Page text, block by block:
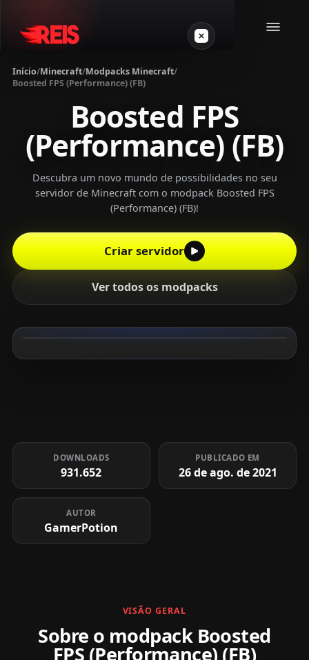
Outros jogos
VPS Gamer
Login
Crie seu servidor
Início/Minecraft/Modpacks Minecraft/
Boosted FPS (Performance) (FB)
Boosted FPS
(Performance) (FB)
Descubra um novo mundo de possibilidades no seu
servidor de Minecraft com o modpack Boosted FPS
(Performance) (FB)!
Criar servidor
Ver todos os modpacks
DOWNLOADS
931.652
PUBLICADO EM
26 de ago. de 2021
AUTOR
GamerPotion
VISÃO GERAL
Sobre o modpack Boosted
FPS (Performance) (FB)